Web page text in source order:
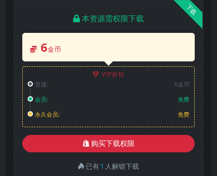
下载
本资源需权限下载
6金币
VIP折扣
普通:
6金币
会员:
免费
永久会员:
免费
购买下载权限
已有1 人解锁下载